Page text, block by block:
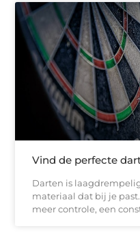
Vind de perfecte
Darten is
materiaal dat bij je
meer controle, een